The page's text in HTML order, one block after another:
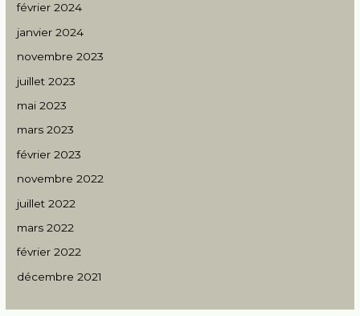
février 2024
janvier 2024
novembre 2023
juillet 2023
mai 2023
mars 2023
février 2023
novembre 2022
juillet 2022
mars 2022
février 2022
décembre 2021